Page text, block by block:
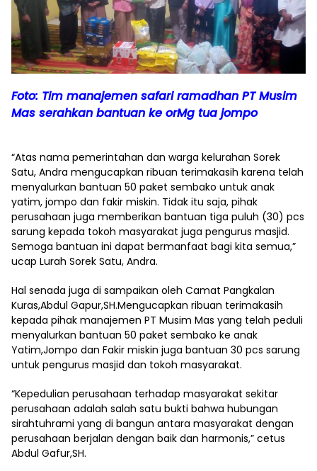
Foto: Tim manajemen safari ramadhan PT Musim
Mas serahkan bantuan ke orMg tua jompo
“Atas nama pemerintahan dan warga kelurahan Sorek
Satu, Andra mengucapkan ribuan terimakasih karena telah
menyalurkan bantuan 50 paket sembako untuk anak
yatim, jompo dan fakir miskin. Tidak itu saja, pihak
perusahaan juga memberikan bantuan tiga puluh (30) pcs
sarung kepada tokoh masyarakat juga pengurus masjid.
Semoga bantuan ini dapat bermanfaat bagi kita semua,”
ucap Lurah Sorek Satu, Andra.
Hal senada juga di sampaikan oleh Camat Pangkalan
Kuras,Abdul Gapur,SH.Mengucapkan ribuan terimakasih
kepada pihak manajemen PT Musim Mas yang telah peduli
menyalurkan bantuan 50 paket sembako ke anak
Yatim,Jompo dan Fakir miskin juga bantuan 30 pcs sarung
untuk pengurus masjid dan tokoh masyarakat.
“Kepedulian perusahaan terhadap masyarakat sekitar
perusahaan adalah salah satu bukti bahwa hubungan
sirahtuhrami yang di bangun antara masyarakat dengan
perusahaan berjalan dengan baik dan harmonis,” cetus
Abdul Gafur,SH.